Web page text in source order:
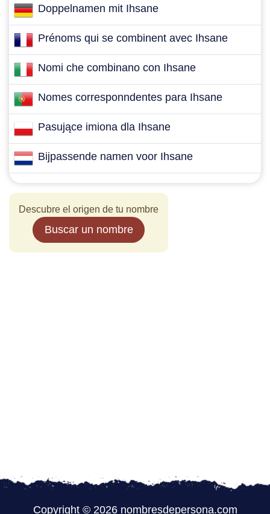
Doppelnamen mit Ihsane
Prénoms qui se combinent avec Ihsane
Nomi che combinano con Ihsane
Nomes corresponndentes para Ihsane
Pasujące imiona dla Ihsane
Bijpassende namen voor Ihsane
Descubre el origen de tu nombre
Buscar un nombre
Copyright © 2026 nombresdepersona.com